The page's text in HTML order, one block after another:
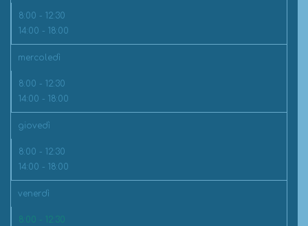
8:00 - 12:30
14:00 - 18:00
mercoledì
8:00 - 12:30
14:00 - 18:00
giovedì
8:00 - 12:30
14:00 - 18:00
venerdì
8:00 - 12:30